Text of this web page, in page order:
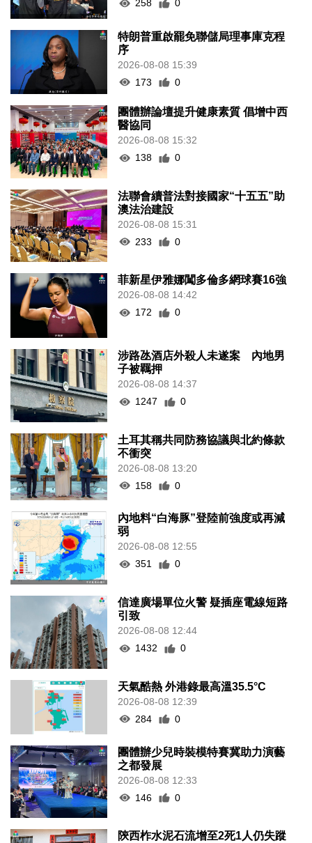
258 0
特朗普重啟罷免聯儲局理事庫克程
序
2026-08-08 15:39
173
0
團體辦論壇提升健康素質 倡增中西
醫協同
2026-08-08 15:32
138
0
法聯會續普法對接國家“十五五”助
澳法治建設
2026-08-08 15:31
233
0
菲新星伊雅娜闖多倫多網球賽16強
2026-08-08 14:42
172
0
涉路氹酒店外殺人未遂案 內地男
子被羈押
2026-08-08 14:37
1247
0
土耳其稱共同防務協議與北約條款
不衝突
2026-08-08 13:20
158
0
內地料“白海豚”登陸前強度或再減
弱
2026-08-08 12:55
351
0
信達廣場單位火警 疑插座電線短路
引致
2026-08-08 12:44
1432
0
天氣酷熱 外港錄最高溫35.5°C
2026-08-08 12:39
284
0
團體辦少兒時裝模特賽冀助力演藝
之都發展
2026-08-08 12:33
146
0
陝西柞水泥石流增至2死1人仍失蹤